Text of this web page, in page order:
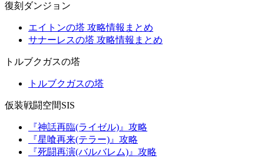
復刻ダンジョン
エイトンの塔 攻略情報まとめ
サナーレスの塔 攻略情報まとめ
トルブクガスの塔
トルブクガスの塔
仮装戦闘空間SIS
『神話再臨(ライゼル)』攻略
『星喰再来(テラー)』攻略
『死闘再演(バルバレム)』攻略